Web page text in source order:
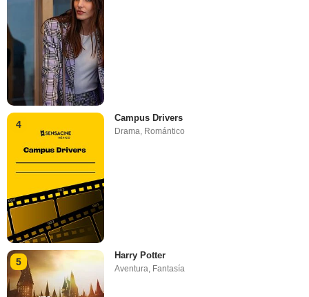
4
Campus Drivers
Drama, Romántico
5
Harry Potter
Aventura Fantasía